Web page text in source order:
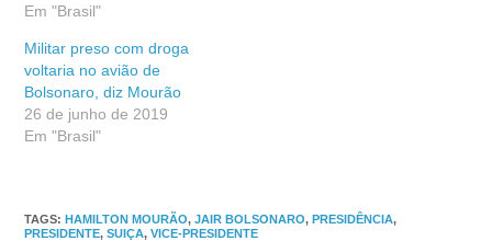
Em "Brasil"
Militar preso com droga
voltaria no avião de
Bolsonaro, diz Mourão
26 de junho de 2019
Em "Brasil"
TAGS:HAMILTON MOURÃO, JAIR BOLSONARO, PRESIDÊNCIA,
PRESIDENTE, SUIÇA, VICE-PRESIDENTE